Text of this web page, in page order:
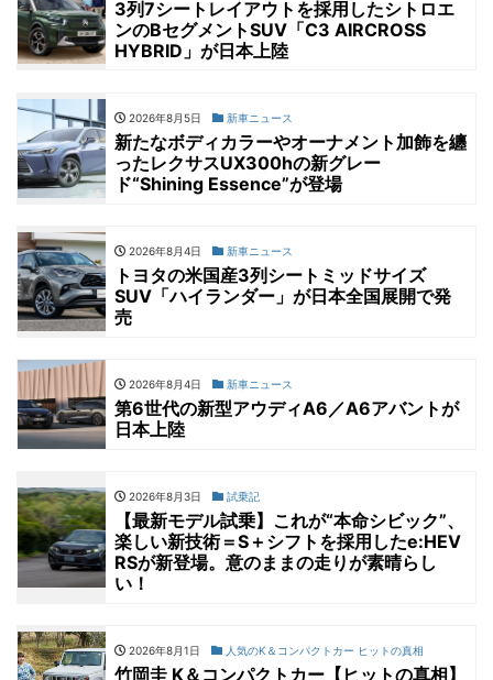
3列7シートレイアウトを採用したシトロエ
ンのBセグメントSUV「C3 AIRCROSS
HYBRID」が日本上陸
2026年8月5日 新車ニュース
新たなボディカラーやオーナメント加飾を纏
ったレクサスUX300hの新グレー
ド“Shining Essence”が登場
2026年8月4日 新車ニュース
トヨタの米国産3列シートミッドサイズ
SUV「ハイランダー」が日本全国展開で発
売
2026年8月4日 新車ニュース
第6世代の新型アウディA6／A6アバントが
日本上陸
2026年8月3日 試乗記
【最新モデル試乗】これが“本命シビック”、
楽しい新技術＝S＋シフトを採用したe:HEV
RSが新登場。意のままの走りが素晴らし
い！
2026年8月1日 人気のK＆コンパクトカー ヒットの真相
竹岡圭 K＆コンパクトカー【ヒットの真相】